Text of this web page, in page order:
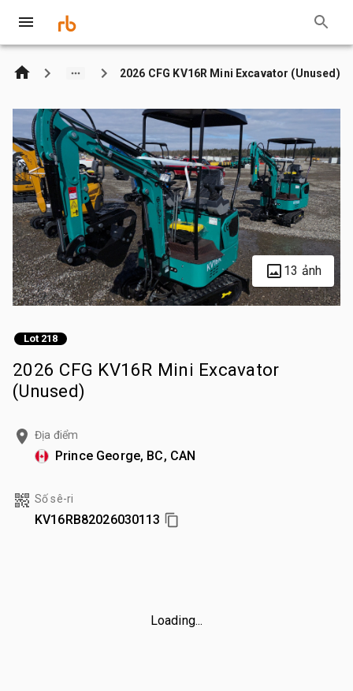
2026 CFG KV16R Mini Excavator (Unused)
13 ảnh
Lot 218
2026 CFG KV16R Mini Excavator
(Unused)
Địa điểm
Prince George, BC, CAN
Số sê-ri
KV16RB82026030113
Loading...